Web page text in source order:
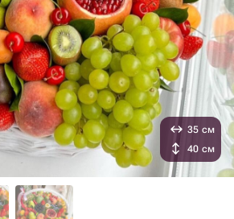
35 см
40 см